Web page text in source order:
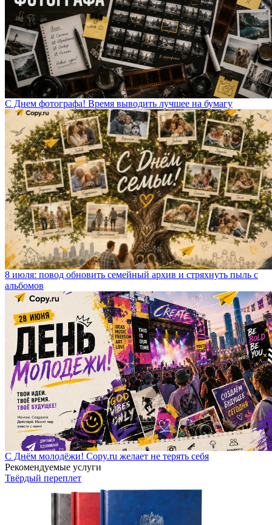
С Днем фотографа! Время выводить лучшее на бумагу
8 июля: повод обновить семейный архив и стряхнуть пыль с
альбомов
С Днём молодёжи! Copy.ru желает не терять себя
Рекомендуемые услуги
Твёрдый переплет